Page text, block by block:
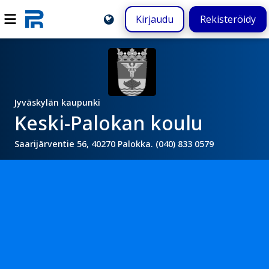
Kirjaudu Rekisteröidy
Jyväskylän kaupunki
Keski-Palokan koulu
Saarijärventie 56, 40270 Palokka. (040) 833 0579